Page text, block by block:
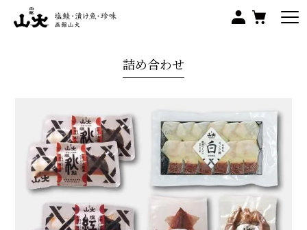
詰め合わせ